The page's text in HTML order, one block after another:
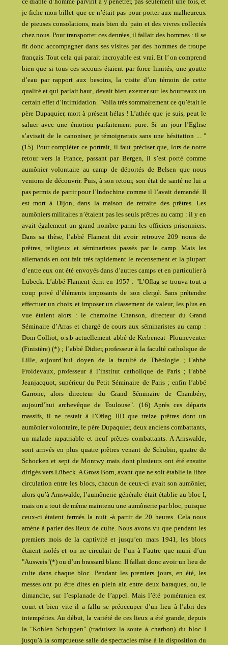
je fiche mon billet que ce n’était pas pour porter aux malheureux
de pieuses consolations, mais bien du pain et des vivres collectés
chez nous. Pour transporter ces denrées, il fallait des hommes : il se
fit donc accompagner dans ses visites par des hommes de troupe
français. Tout cela qui parait incroyable est vrai. Et l’ on comprend
bien que si tous ces secours étaient par force limités, une goutte
d’eau par rapport aux besoins, la visite d’un témoin de cette
qualité et qui parlait haut, devait bien exercer sur les bourreaux un
certain effet d’intimidation. "Voila très sommairement ce qu’était le
père Dupaquier, mort à présent hélas ! L’athée que je suis, peut le
saluer avec une émotion parfaitement pure. Si un jour l’Eglise
s’avisait de le canoniser, je témoignerais sans une hésitation ... "
(15). Pour compléter ce portrait, il faut préciser que, lors de notre
retour vers la France, passant par Bergen, il s’est porté comme
aumônier volontaire au camp de déportés de Belsen que nous
venions de découvrir. Puis, à son retour, son état de santé ne lui a
pas permis de partir pour l’lndochine comme il l’avait demandé. II
est mort à Dijon, dans la maison de retraite des prêtres. Les
aumôniers militaires n’étaient pas les seuls prêtres au camp : il y en
avait également un grand nombre parmi les officiers prisonniers.
Dans sa thèse, l’abbé Flament dit avoir retrouve 209 noms de
prêtres, religieux et séminaristes passés par le camp. Mais les
allemands en ont fait très rapidement le recensement et la plupart
d’entre eux ont été envoyés dans d’autres camps et en particulier à
Lübeck. L’abbé Flament écrit en 1957 : "L’Oflag se trouva tout a
coup privé d’éléments imposants de son clergé. Sans prétendre
effectuer un choix et imposer un classement de valeur, les plus en
vue étaient alors : le chamoine Chanson, directeur du Grand
Séminaire d’Arras et chargé de cours aux séminaristes au camp :
Dom Colliot, o.s.b actuellement abbé de Kerbeneat -Plouneventer
(Finistère) (*) ; l’abbé Didier, professeur à la faculté catholique de
Lille, aujourd’hui doyen de la faculté de Théologie ; l’abbé
Froidevaux, professeur à l’institut catholique de Paris ; l’abbé
Jeanjacquot, supérieur du Petit Séminaire de Paris ; enfin l’abbé
Garrone, alors directeur du Grand Séminaire de Chambéry,
aujourd’hui archevêque de Toulouse". (16) Aprés ces départs
massifs, il ne restait à l’Oflag IID que treize prêtres dont un
aumônier volontaire, le père Dupaquier, deux anciens combattants,
un malade rapatriable et neuf prêtres combattants. A Arnswalde,
sont arrivés en plus quatre prêtres venant de Schubin, quatre de
Schocken et sept de Montwy mais dont plusieurs ont été ensuite
dirigés vers Lübeck. A Gross Born, avant que ne soit établie la libre
circulation entre les blocs, chacun de ceux-ci avait son aumônier,
alors qu’à Arnswalde, l’aumônerie générale était établie au bloc I,
mais on a tout de même maintenu une aumônerie par bloc, puisque
ceux-ci étaient fermés la nuit -à partir de 20 heures. Cela nous
amène à parler des lieux de culte. Nous avons vu que pendant les
premiers mois de la captivité et jusqu’en mars 1941, les blocs
étaient isolés et on ne circulait de l’un à I’autre que muni d’un
"Ausweis"(*) ou d’un brassard blanc. II fallait donc avoir un lieu de
culte dans chaque bloc. Pendant les premiers jours, en été, les
messes ont pu être dites en plein air, entre deux baraques, ou, le
dimanche, sur l’esplanade de l’appel. Mais l’été poméranien est
court et bien vite il a fallu se préoccuper d’un lieu à l’abri des
intempéries. Au début, la variété de ces lieux a été grande, depuis
la "Kohlen Schuppen" (traduisez la soute à charbon) du bloc I
jusqu’à la somptueuse salle de spectacles mise à la disposition du